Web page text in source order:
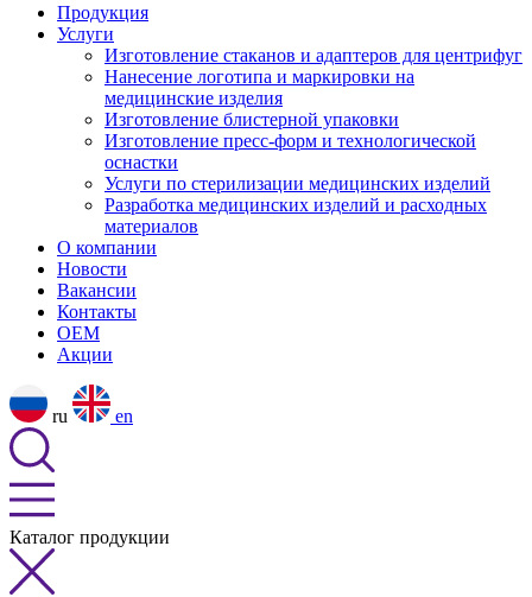
Продукция
Услуги
Изготовление стаканов и адаптеров для центрифуг
Нанесение логотипа и маркировки на
медицинские изделия
Изготовление блистерной упаковки
Изготовление пресс-форм и технологической
оснастки
Услуги по стерилизации медицинских изделий
Разработка медицинских изделий и расходных
материалов
О компании
Новости
Вакансии
Контакты
OEM
Акции
ru en
Каталог продукции